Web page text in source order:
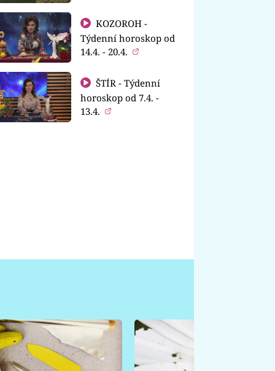
KOZOROH -
Týdenní horoskop od
14.4. - 20.4.
ŠTÍR - Týdenní
horoskop od 7.4. -
13.4.